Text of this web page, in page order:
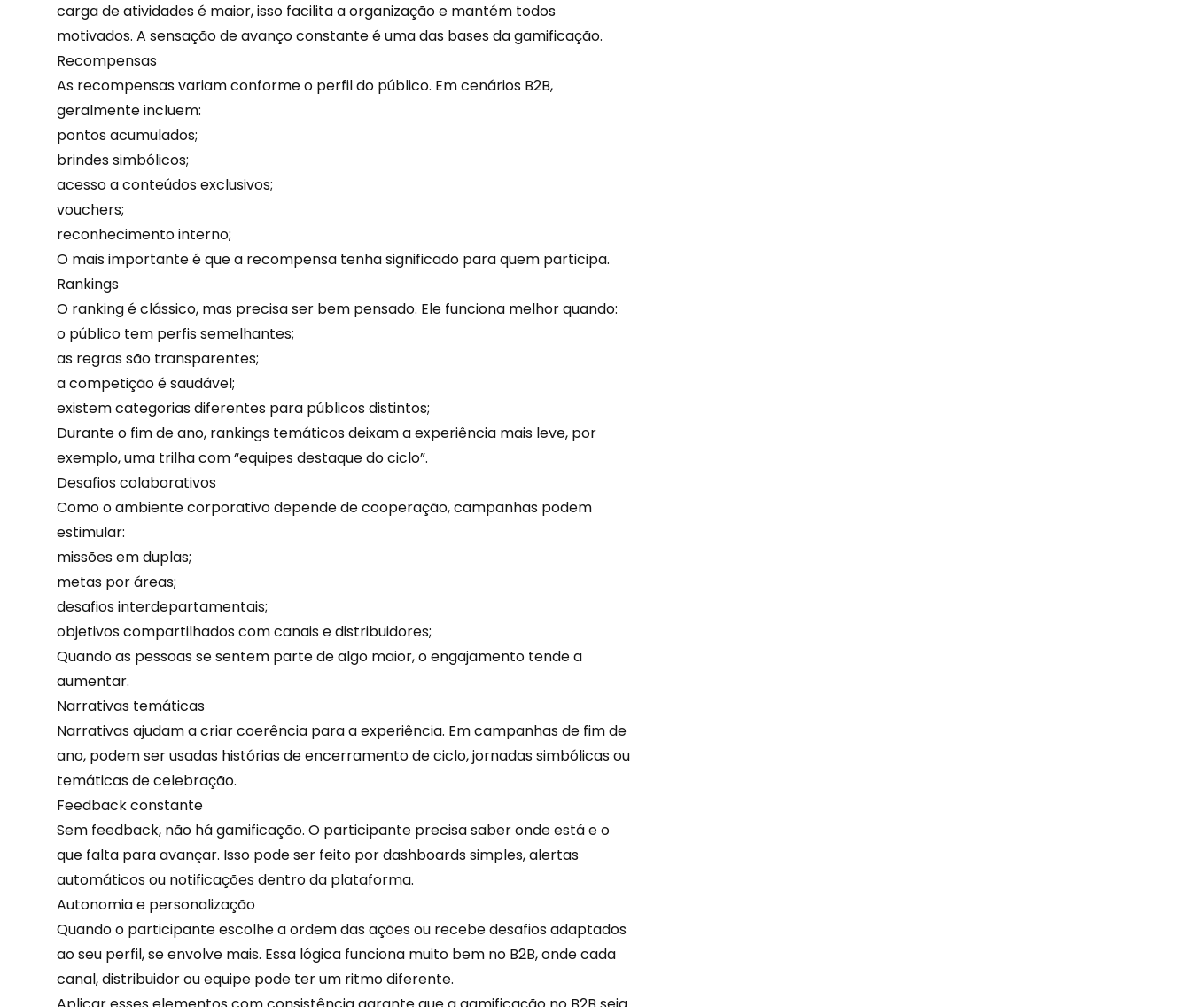
carga de atividades é maior, isso facilita a organização e mantém todos
motivados. A sensação de avanço constante é uma das bases dagamificação.
Recompensas
As recompensas variam conforme o perfil do público. Em cenários B2B,
geralmente incluem:
pontos acumulados;
brindes simbólicos;
acesso a conteúdos exclusivos;
vouchers;
reconhecimento interno;
O mais importante é que a recompensa tenha significado para quem participa.
Rankings
O ranking é clássico, mas precisa ser bem pensado. Ele funciona melhor quando:
o público tem perfis semelhantes;
as regras são transparentes;
a competição é saudável;
existem categorias diferentes para públicos distintos;
Durante o fim de ano, rankings temáticos deixam aexperiência mais leve, por
exemplo, uma trilha com “equipes destaque do ciclo”.
Desafios colaborativos
Como o ambiente corporativo depende de cooperação, campanhas podem
estimular:
missões em duplas;
metas por áreas;
desafios interdepartamentais;
objetivos compartilhados com canais e distribuidores;
Quando as pessoas se sentem parte de algo maior, o engajamento tende a
aumentar.
Narrativas temáticas
Narrativas ajudam a criar coerência para a experiência. Em campanhas de fim de
ano, podem ser usadas histórias de encerramento de ciclo, jornadas simbólicas ou
temáticas de celebração.
Feedback constante
Sem feedback, não há gamificação. O participante precisa saber onde está e o
que falta para avançar. Isso pode ser feito por dashboards simples, alertas
automáticos ou notificações dentro da plataforma.
Autonomia e personalização
Quando o participante escolhe a ordem das ações ou recebe desafios adaptados
ao seu perfil, se envolve mais. Essa lógica funciona muito bem no B2B, ondecada
canal, distribuidor ou equipe pode ter um ritmo diferente.